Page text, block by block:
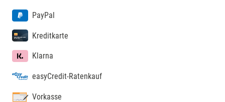
PayPal
Kreditkarte
Klarna
easyCredit-Ratenkauf
Vorkasse